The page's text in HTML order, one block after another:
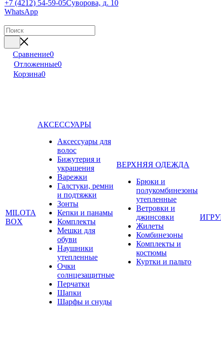
+7 (4212) 54-59-05Суворова, д. 10
WhatsApp
Сравнение0
Отложенные0
Корзина0
MILOTA
BOX
АКСЕССУАРЫ
Аксессуары для
волос
Бижутерия и
украшения
Варежки
Галстуки, ремни
и подтяжки
Зонты
Кепки и панамы
Комплекты
Мешки для
обуви
Наушники
утепленные
Очки
солнцезащитные
Перчатки
Шапки
Шарфы и снуды
ВЕРХНЯЯ ОДЕЖДА
Брюки и
полукомбинезоны
утепленные
Ветровки и
джинсовки
Жилеты
Комбинезоны
Комплекты и
костюмы
Куртки и пальто